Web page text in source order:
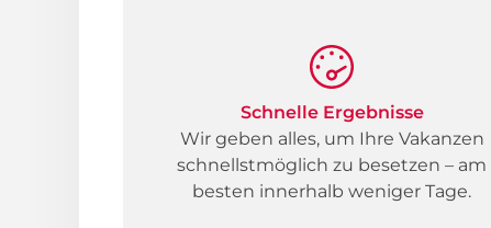
Schnelle Ergebnisse
Wir geben alles, um Ihre Vakanzen
schnellstmöglich zu besetzen – am
besten innerhalb weniger Tage.